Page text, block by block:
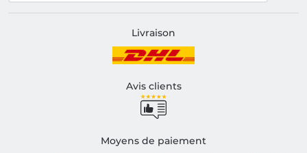
Livraison
Avis clients
Moyens de paiement